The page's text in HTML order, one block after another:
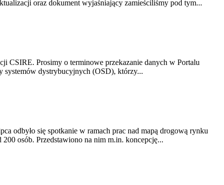
oraz dokument wyjaśniający zamieściliśmy pod tym...
CSIRE. Prosimy o terminowe przekazanie danych w Portalu
systemów dystrybucyjnych (OSD), którzy...
odbyło się spotkanie w ramach prac nad mapą drogową rynku
osób. Przedstawiono na nim m.in. koncepcję...